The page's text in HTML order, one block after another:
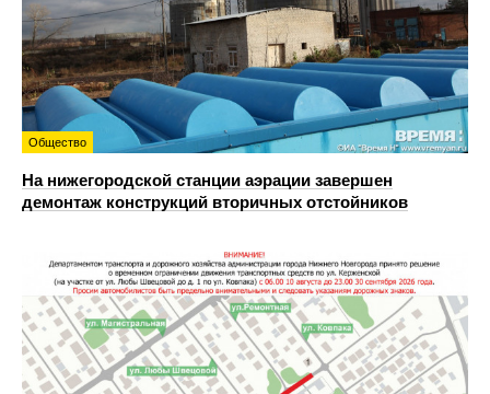
Общество
На нижегородской станции аэрации завершен
демонтаж конструкций вторичных отстойников